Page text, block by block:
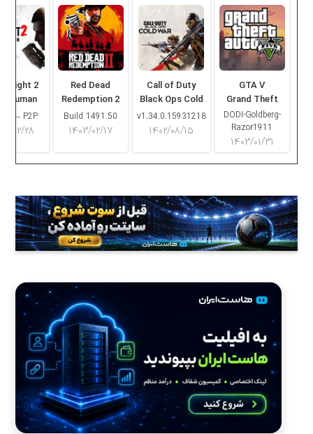
GTA V
Grand Theft
Auto V
DODI-Goldberg-
Razor1911
۱۴۰۳/۰۱/۳۱
Call of Duty
Black Ops Cold
War
v1.34.0.15931218
۱۴۰۲/۰۸/۱۵
Red Dead
Redemption 2
Build 1491.50
۱۴۰۳/۰۲/۱۷
Light 2
Human
– P2P
۱۴۰۳/